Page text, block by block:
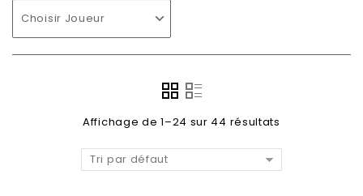
Choisir Joueur
Affichage de 1–24 sur 44 résultats
Tri par défaut